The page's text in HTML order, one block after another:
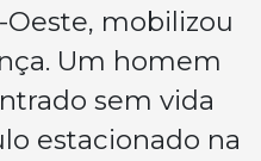
mobilizou
Um homem
sem vida
estacionado na